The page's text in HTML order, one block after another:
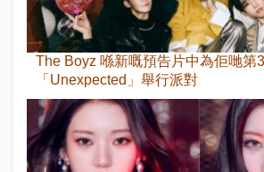
The Boyz 喺新嘅預告片中為佢哋第
「Unexpected」舉行派對